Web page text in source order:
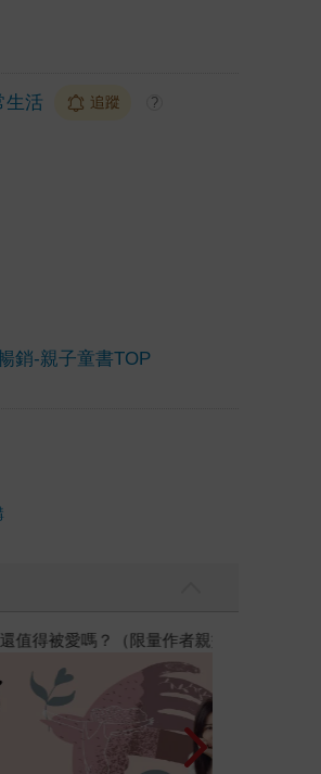
生活 追蹤 ?
銷-親子童書TOP
遠流童書展75折